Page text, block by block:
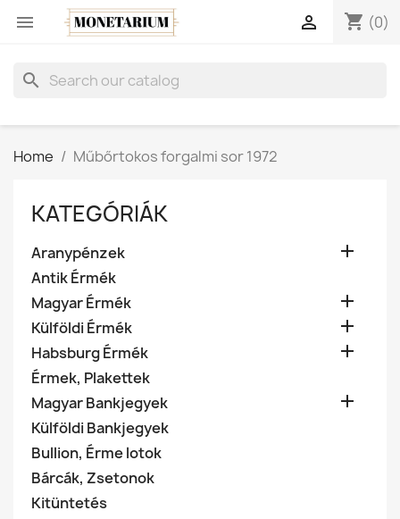
 shopping_cart (0)

search
Home Műbőrtokos forgalmi sor 1972
KATEGÓRIÁK
Aranypénzek 
Antik Érmék
Magyar Érmék

Külföldi Érmék 
Habsburg Érmék 
Érmek, Plakettek
Magyar Bankjegyek

Külföldi Bankjegyek
Bullion, Érme lotok
Bárcák, Zsetonok
Kitüntetés